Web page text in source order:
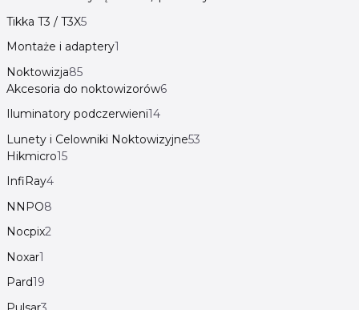
Tikka T3 / T3X5
Montaże i adaptery1
Noktowizja85
Akcesoria do noktowizorów6
Iluminatory podczerwieni14
Lunety i Celowniki Noktowizyjne53
Hikmicro15
InfiRay4
NNPO8
Nocpix2
Noxar1
Pard19